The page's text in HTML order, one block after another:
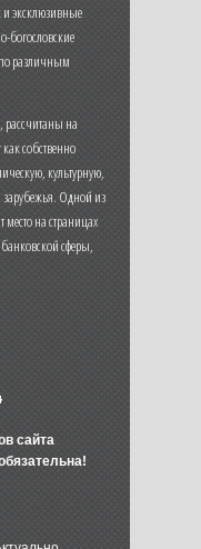
эксклюзивные
богословские
различным
на
собственно
культурную,
Одной из
место на страницах
сферы,
сайта